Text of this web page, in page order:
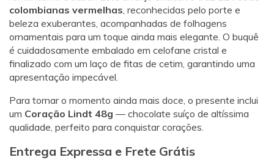
colombianas vermelhas, reconhecidas pelo porte e
beleza exuberantes, acompanhadas de folhagens
ornamentais para um toque ainda mais elegante. O buquê
é cuidadosamente embalado em celofane cristal e
finalizado com um laço de fitas de cetim, garantindo uma
apresentação impecável.
Para tornar o momento ainda mais doce, o presente inclui
um Coração Lindt 48g — chocolate suíço de altíssima
qualidade, perfeito para conquistar corações.
Entrega Expressa e Frete Grátis